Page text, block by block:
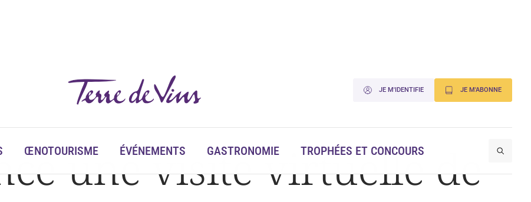
JE M'IDENTIFIE JE M'ABONNE
ŒNOTOURISME ÉVÉNEMENTS GASTRONOMIE TROPHÉES ET CONCOURS
une visite virtuelle de